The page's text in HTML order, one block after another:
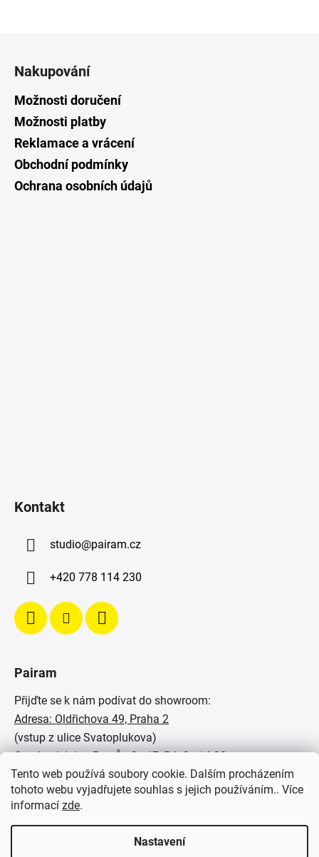
Tento web používá soubory cookie. Dalším procházením
tohoto webu vyjadřujete souhlas s jejich používáním.. Více
informací zde.
Nastavení
Nakupování
Možnosti doručení
Možnosti platby
Reklamace a vrácení
Obchodní podmínky
Ochrana osobních údajů
Kontakt
studio@pairam.cz
+420 778 114 230
Pairam
Přijďte se k nám podívat do showroom:
Adresa: Oldřichova 49, Praha 2
(vstup z ulice Svatoplukova)
Otevírací doba: Po - Čt: 9 - 17, Pá: 9 - 14:30
Podívejte se na naše realizace:
SVĚTELNÉ STUDIO PAIRAM